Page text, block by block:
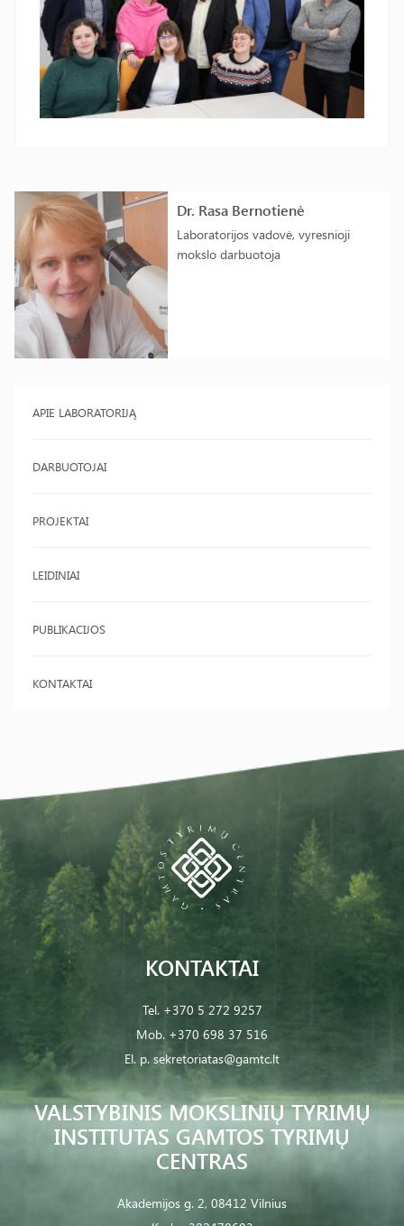
Dr. Rasa Bernotienė
Laboratorijos vadovė, vyresnioji
mokslo darbuotoja
APIE LABORATORIJĄ
DARBUOTOJAI
PROJEKTAI
LEIDINIAI
PUBLIKACIJOS
KONTAKTAI
VALSTYBINIS MOKSLINIŲ TYRIMŲ
INSTITUTAS GAMTOS TYRIMŲ
CENTRAS
Akademijos g. 2, 08412 Vilnius
KONTAKTAI
Tel. +370 5 272 9257
Mob. +370 698 37 516
El. p. sekretoriatas@gamtc.lt